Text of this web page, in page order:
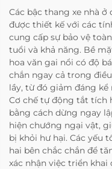
Các bậc thang xe nhà
được thiết kế với các
cung cấp sự bảo vệ
tuổi và khả năng. Bề
hoa văn gai nổi có độ
chắn ngay cả trong
lầy, từ đó giảm đáng
Cơ chế tự động tắt tích
bằng cách dừng ngay
hiện chướng ngại vật,
bị khỏi hư hại. Các yếu
hai bên chắc chắn để
xác nhận việc triển